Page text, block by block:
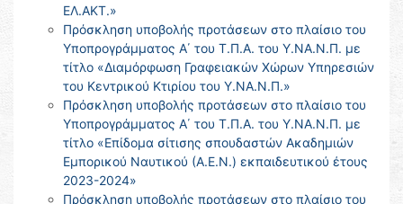
ΕΛ.ΑΚΤ.»
Πρόσκληση υποβολής προτάσεων στο πλαίσιο του
Υποπρογράμματος Α΄ του Τ.Π.Α. του Υ.ΝΑ.Ν.Π. με
τίτλο «Διαμόρφωση Γραφειακών Χώρων Υπηρεσιών
του Κεντρικού Κτιρίου του Υ.ΝΑ.Ν.Π.»
Πρόσκληση υποβολής προτάσεων στο πλαίσιο του
Υποπρογράμματος Α΄ του Τ.Π.Α. του Υ.ΝΑ.Ν.Π. με
τίτλο «Επίδομα σίτισης σπουδαστών Ακαδημιών
Εμπορικού Ναυτικού (Α.Ε.Ν.) εκπαιδευτικού έτους
2023-2024»
Πρόσκληση υποβολής προτάσεων στο πλαίσιο του